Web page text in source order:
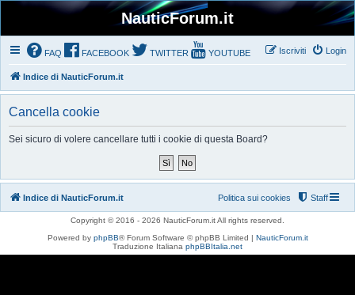
NauticForum.it
FAQ FACEBOOK TWITTER YOUTUBE Login
Iscriviti
Indice di NauticForum.it
Cancella cookie
Sei sicuro di volere cancellare tutti i cookie di questa Board?
Indice di NauticForum.it Staff
Politica sui cookies
Copyright © 2016 - 2026 NauticForum.it All rights reserved.
Powered by phpBB® Forum Software © phpBB Limited | NauticForum.it
Traduzione Italiana phpBBItalia.net